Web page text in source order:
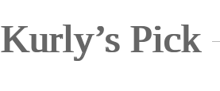
Kurly’s Pick